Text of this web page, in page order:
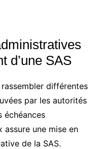
d’une SAS
différentes
par les autorités
échéances
assure une mise en
de la SAS.